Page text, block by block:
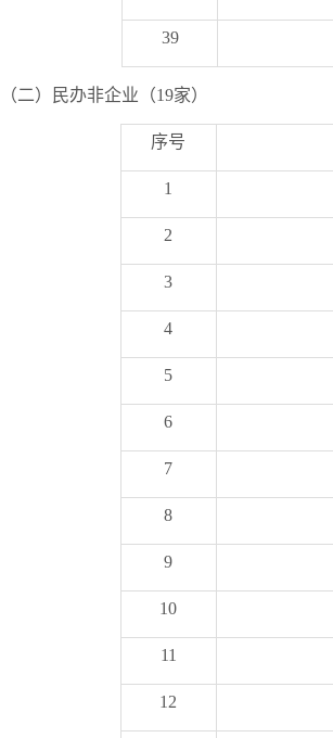
39
（二）民办非企业（19家）
序号
1
2
3
4
5
6
7
8
9
10
11
12